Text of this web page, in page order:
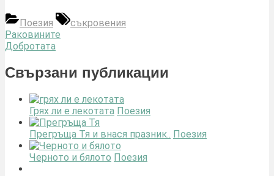
Поезия
Tags:
съкровения
Навигация
Previous
Post:
Раковините
Next
Добротата
Свързани публикации
Грях ли е лекотата Поезия
Прегръща Тя и внася празник.. Поезия
Черното и бялото Поезия